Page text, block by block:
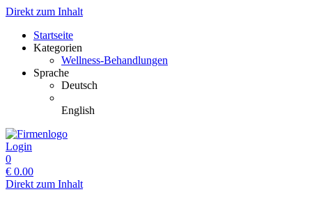
Direkt zum Inhalt
Startseite
Kategorien
Wellness-Behandlungen
Sprache
Deutsch
English
Login
0
€ 0.00
Direkt zum Inhalt